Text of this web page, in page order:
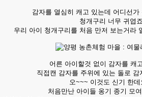
감자를 열심히 캐고 있는데 어디선가
청개구리 너무 귀엽
우리 아이 청개구리를 처음 만저 보는거라
어른 아이할것 없이 감자를 캐
직접캔 감자를 주위에 있는 돌로
오~~~ 이것도 신기 한데
처음만난 아이들 옹기 종기 모